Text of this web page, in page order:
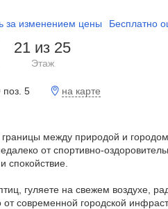
за изменением цены Бесплатно
21 из 25
Этаж
поз. 5
на карте
между природой и
от спортивно-
спокойствие.
гуляете на свежем воздухе,
современной городской